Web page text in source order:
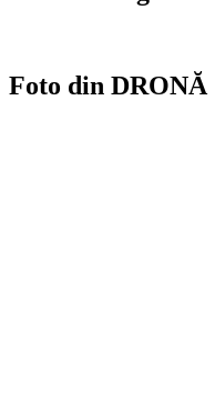
Foto din DRONĂ